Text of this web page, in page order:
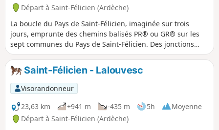
Départ à Saint-Félicien (Ardèche)
La boucle du Pays de Saint-Félicien, imaginée sur trois
jours, emprunte des chemins balisés PR® ou GR® sur les
sept communes du Pays de Saint-Félicien. Des jonctions
avec les boucles existantes du Comité départemental de
Tourisme équestre (Mont du Vivarais et Circuit des
Châtaignes) sont possibles pour permettre à des
randonneurs au long cours de rallonger leur périple.
Saint-Félicien - Lalouvesc
Visorandonneur
23,63 km
+941 m -435 m 5h
Moyenne
Départ à Saint-Félicien (Ardèche)